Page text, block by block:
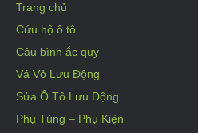
Trang chủ
Cứu hộ ô tô
Câu bình ắc quy
Vá Vỏ Lưu Động
Sửa Ô Tô Lưu Động
Phụ Tùng – Phụ Kiện